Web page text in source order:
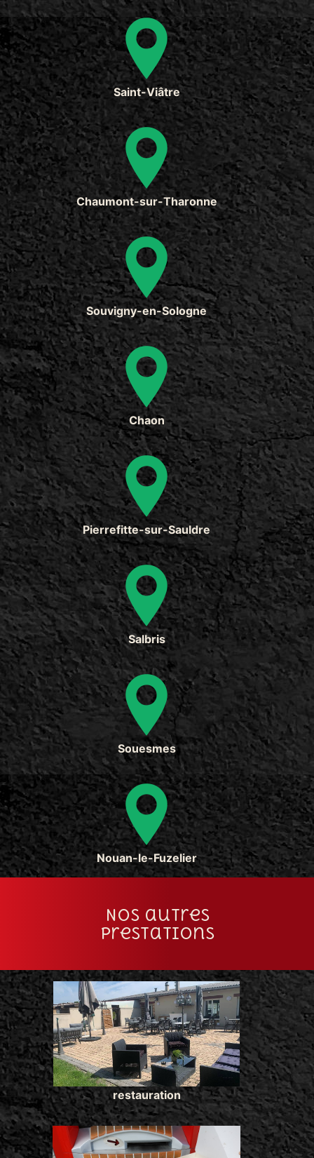
Saint-Viâtre
Chaumont-sur-Tharonne
Souvigny-en-Sologne
Chaon
Pierrefitte-sur-Sauldre
Salbris
Souesmes
Nouan-le-Fuzelier
Nos autres
prestations
restauration